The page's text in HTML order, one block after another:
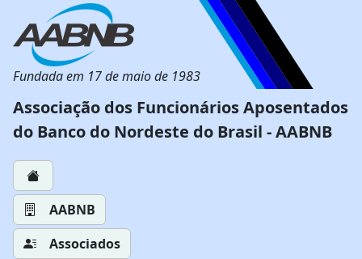
Fundada em 17 de maio de 1983
Associação dos Funcionários Aposentados
do Banco do Nordeste do Brasil - AABNB
AABNB
Associados